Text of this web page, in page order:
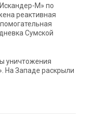
М» по
реактивная
Сумской
уничтожения
На Западе раскрыли